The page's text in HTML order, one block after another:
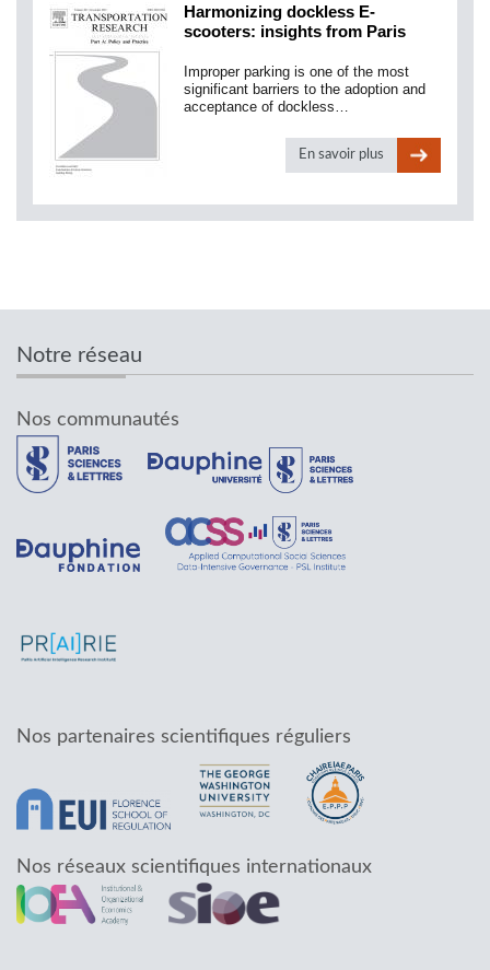
Harmonizing dockless E-
scooters: insights from Paris
Improper parking is one of the most
significant barriers to the adoption and
acceptance of dockless…
En savoir plus
Notre réseau
Nos communautés
Nos partenaires scientifiques réguliers
Nos réseaux scientifiques internationaux